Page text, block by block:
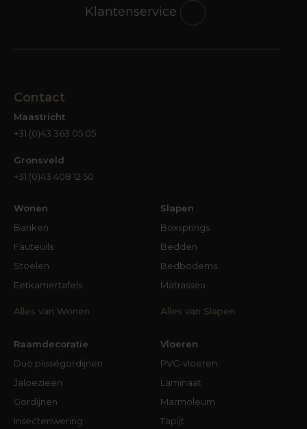
Klantenservice
Contact
Maastricht
+31 (0)43 363 05 05
Gronsveld
+31 (0)43 408 12 50
Wonen
Banken
Fauteuils
Stoelen
Eetkamertafels
Alles van Wonen
Slapen
Boxsprings
Bedden
Bedbodems
Matrassen
Alles van Slapen
Raamdecoratie
Duo plisségordijnen
Jaloezieën
Gordijnen
Insectenwering
Vloeren
PVC-vloeren
Laminaat
Marmoleum
Tapijt